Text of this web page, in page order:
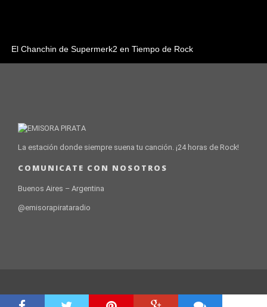
El Chanchin de Supermerk2 en Tiempo de Rock
La estación donde siempre suena tu canción. ¡24 horas de Rock!
COMUNICATE CON NOSOTROS
Buenos Aires – Argentina
@emisorapirataradio